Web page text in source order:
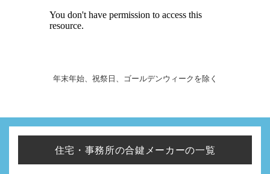
年末年始、祝祭日、ゴールデンウィークを除く
住宅・事務所の合鍵メーカーの一覧